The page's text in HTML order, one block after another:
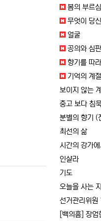
봄의 부르
무엇이 당신을 웃
얼굴
공의와 심판
향기를 따
기억의 계
보이지 않는
충고 보다 침
분별의 향기 (
최선의 삶
시간의 강가
인샬라
기도
오늘을 사는
선거관리위원
[백의흠] 장엄